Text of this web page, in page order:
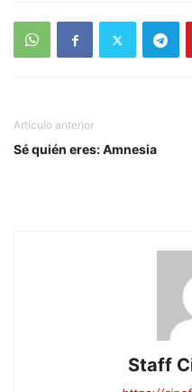
Artículo anterior
Sé quién eres: Amnesia
Staff